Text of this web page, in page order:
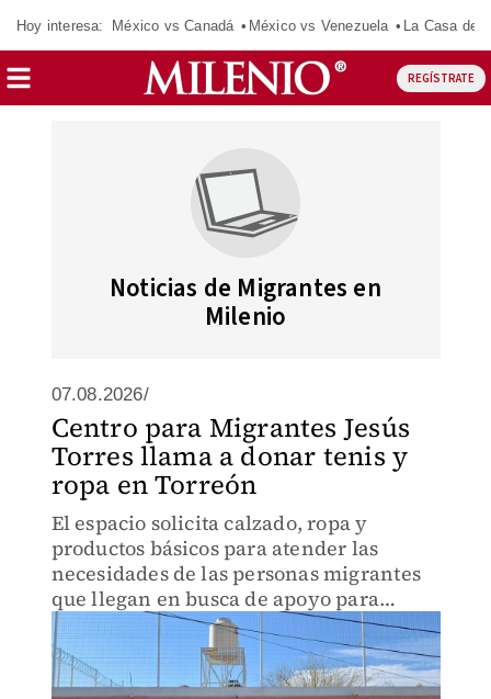
Hoy interesa: México vs Canadá México vs Venezuela La Casa de
REGÍSTRATE
Noticias de Migrantes en
Milenio
07.08.2026/
Centro para Migrantes Jesús
Torres llama a donar tenis y
ropa en Torreón
El espacio solicita calzado, ropa y
productos básicos para atender las
necesidades de las personas migrantes
que llegan en busca de apoyo para
continuar su viaje.